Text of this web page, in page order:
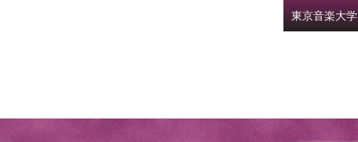
東京音楽大学